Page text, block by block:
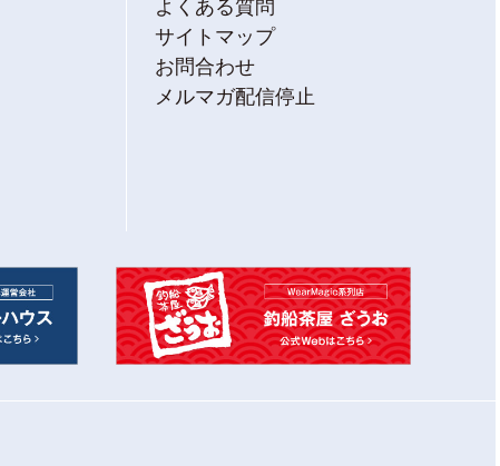
サイトマップ
お問合わせ
メルマガ配信停止